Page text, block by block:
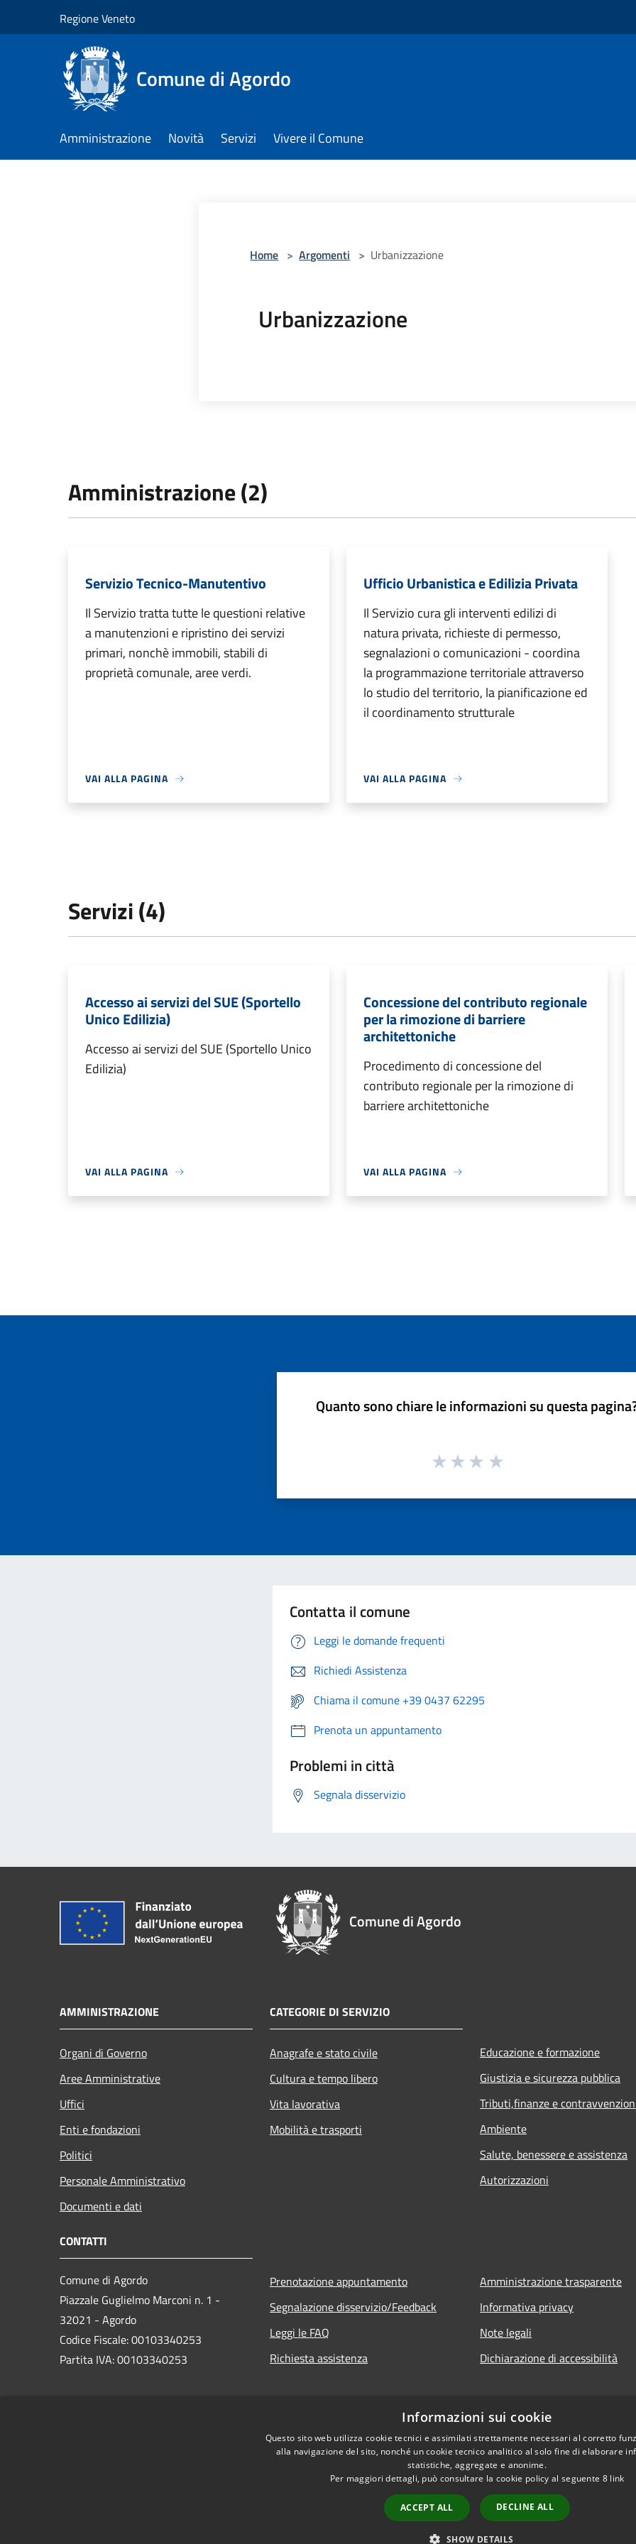
Regione Veneto
Comune di Agordo
Amministrazione Novità Servizi Vivere il Comune
Home > Argomenti > Urbanizzazione
Urbanizzazione
Amministrazione (2)
Servizio Tecnico-Manutentivo
Il Servizio tratta tutte le questioni relative
a manutenzioni e ripristino dei servizi
primari, nonchè immobili, stabili di
proprietà comunale, aree verdi.
VAI ALLA PAGINA
Ufficio Urbanistica e Edilizia Privata
Il Servizio cura gli interventi edilizi di
natura privata, richieste di permesso,
segnalazioni o comunicazioni - coordina
la programmazione territoriale attraverso
lo studio del territorio, la pianificazione ed
il coordinamento strutturale
VAI ALLA PAGINA
Servizi (4)
Accesso ai servizi del SUE (Sportello
Unico Edilizia)
Accesso ai servizi del SUE (Sportello Unico
Edilizia)
VAI ALLA PAGINA
Concessione del contributo regionale
per la rimozione di barriere
architettoniche
Procedimento di concessione del
contributo regionale per la rimozione di
barriere architettoniche
VAI ALLA PAGINA
Quanto sono chiare le informazioni su questa
Contatta il comune
Leggi le domande frequenti
Richiedi Assistenza
Chiama il comune +39 0437 62295
Prenota un appuntamento
Problemi in città
Segnala disservizio
Comune di Agordo
AMMINISTRAZIONE
Organi di Governo
Aree Amministrative
Uffici
Enti e fondazioni
Politici
Personale Amministrativo
Documenti e dati
CATEGORIE DI SERVIZIO
Anagrafe e stato civile
Cultura e tempo libero
Vita lavorativa
Mobilità e trasporti
Educazione e formazione
Giustizia e sicurezza pubblica
Tributi,finanze e
Ambiente
Salute, benessere e assistenza
Autorizzazioni
CONTATTI
Comune di Agordo
Piazzale Guglielmo Marconi n. 1 -
32021 - Agordo
Codice Fiscale: 00103340253
Partita IVA: 00103340253
Prenotazione appuntamento
Segnalazione disservizio/Feedback
Leggi le FAQ
Richiesta assistenza
Amministrazione trasparente
Informativa privacy
Note legali
Dichiarazione di accessibilità
Copyright © 2026 •
Informazioni sui cookie
Questo sito web utilizza cookie tecnici e assimilati strettamente necessari al corretto
alla navigazione del sito, nonché un cookie tecnico analitico al solo fine di elaborare
statistiche, aggregate e anonime.
Per maggiori dettagli, può consultare la cookie policy al seguente 8 link
ACCEPT ALL DECLINE ALL
SHOW DETAILS